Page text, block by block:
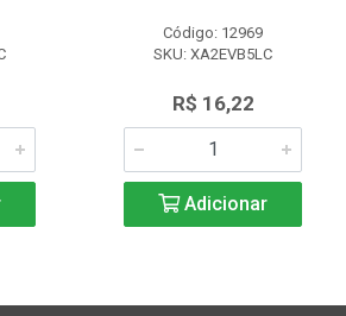
Código: 12969
SKU: XA2EVB5LC
R$ 16,22
Adicionar